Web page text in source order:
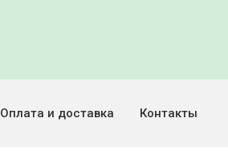
Оплата и доставка Контакты